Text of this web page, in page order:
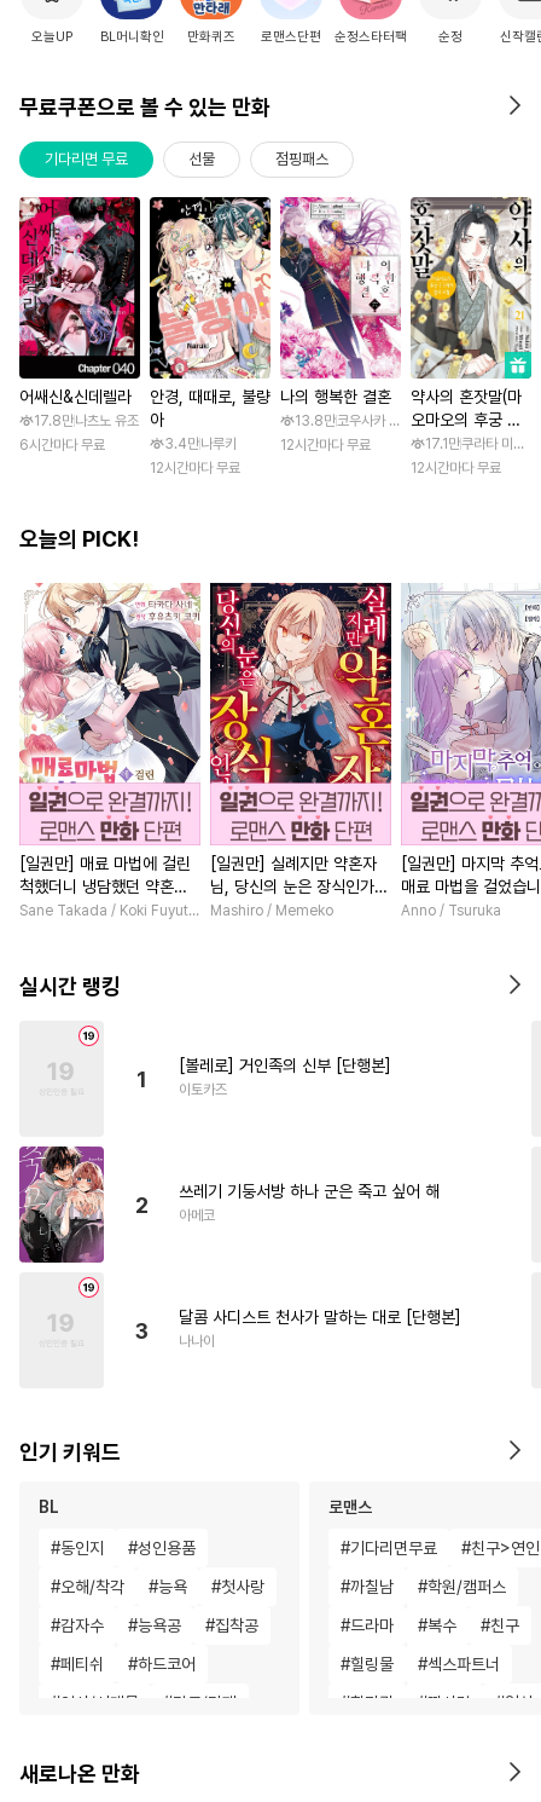
오늘UP BL머니확인 만화퀴즈 로맨스단편 순정스타터팩 순정 신작캘
무료쿠폰으로 볼 수 있는 만화
기다리면 무료 선물 점핑패스
어쌔신&신데렐라
17.8만나츠노 유조
6시간마다 무료
안경, 때때로, 불량
아
3.4만나루키
12시간마다 무료
나의 행복한 결혼
13.8만코우사카 리토 / 아기토기 아쿠미
12시간마다 무료
약사의 혼잣말(마
오마오의 후궁 수
수께끼 풀이수첩)
17.1만쿠라타 미노
12시간마다 무료
오늘의 PICK!
[일권만] 매료 마법에 걸린
척했더니 냉담했던 약혼자
가 맹목적인 사랑꾼이 되었
Sane Takada / Koki Fuyutsuki
[일권만] 실례지만 약혼자
님, 당신의 눈은 장식인가
요? [단행본]
Mashiro / Memeko
[일권만] 마지막 추
매료 마법을 걸었습
행본]
Anno / Tsuruka
실시간 랭킹
1
[볼레로] 거인족의 신부 [단행본]
이토카즈
2
쓰레기 기둥서방 하나 군은 죽고 싶어 해
아메코
3
달콤 사디스트 천사가 말하는 대로 [단행본]
나나이
인기 키워드
BL
#동인지 #성인용품
#오해/착각 #능욕 #첫사랑
#감자수 #능욕공 #집착공
#페티쉬 #하드코어
#역사/시대물 #감금/강제
#예민수 #계약관계
로맨스
#기다리면무료 #친구>연인
#까칠남 #학원/캠퍼스
#드라마 #복수 #친구
#힐링물 #섹스파트너
#할리퀸 #짝사랑 #일상
새로나온 만화